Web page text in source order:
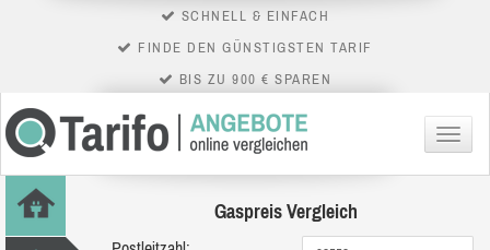
SCHNELL & EINFACH
FINDE DEN GÜNSTIGSTEN TARIF
BIS ZU 900 € SPAREN
Menü
Gaspreis Vergleich